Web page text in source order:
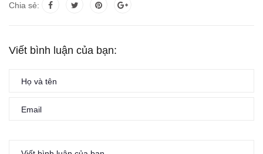
Chia sẻ:
Viết bình luận của bạn: